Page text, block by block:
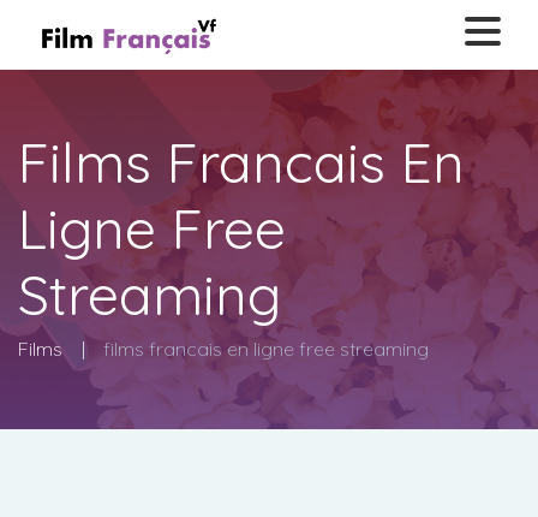
Films Francais En
Ligne Free
Streaming
Films films francais en ligne free streaming